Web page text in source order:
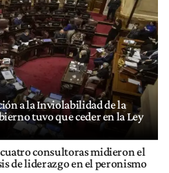
a la Inviolabilidad de la
tuvo que ceder en la Ley
consultoras midieron el
de liderazgo en el peronismo